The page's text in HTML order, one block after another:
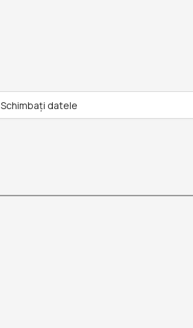
Schimbați datele